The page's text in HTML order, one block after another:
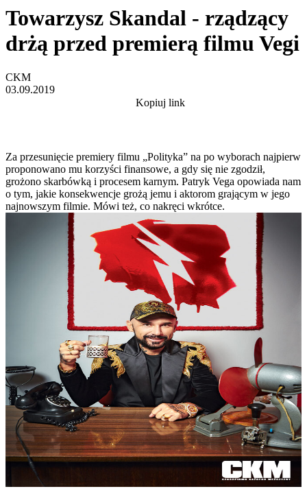
Towarzysz Skandal - rządzący
drżą przed premierą filmu Vegi
CKM
03.09.2019
Kopiuj link
Za przesunięcie premiery filmu „Polityka” na po wyborach najpierw
proponowano mu korzyści finansowe, a gdy się nie zgodził,
grożono skarbówką i procesem karnym. Patryk Vega opowiada nam
o tym, jakie konsekwencje grożą jemu i aktorom grającym w jego
najnowszym filmie. Mówi też, co nakręci wkrótce.